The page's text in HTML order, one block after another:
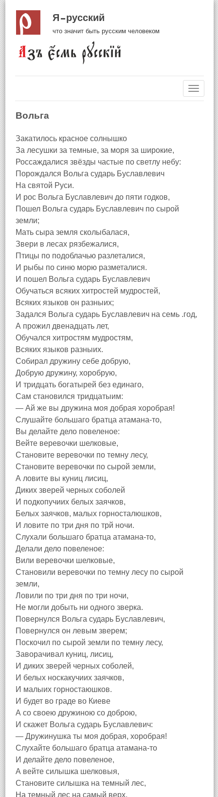
Я русский
что значит быть русским человеком
Вольга
Закатилось красное солнышко
За лесушки за темные, за моря за широкие,
Россаждалися звёзды частые по светлу небу:
Порождался Вольга сударь Буславлевич
На святой Руси.
И рос Вольга Буславлевич до пяти годков,
Пошел Вольга сударь Буславлевич по сырой
земли;
Мать сыра земля сколыбалася,
Звери в лесах рязбежалися,
Птицы по подоблачью разлеталися,
И рыбы по синю морю разметалися.
И пошел Вольга сударь Буславлевич
Обучаться всяких хитростей мудростей,
Всяких языков он разныих;
Задался Вольга сударь Буславлевич на семь .год,
А прожил двенадцать лет,
Обучался хитростям мудростям,
Всяких языков разныих.
Собирал дружину себе добрую,
Добрую дружину, хоробрую,
И тридцать богатырей без единаго,
Сам становился тридцатыим:
— Ай же вы дружина моя добрая хоробрая!
Слушайте большаго братца атамана-то,
Вы делайте дело повеленое:
Вейте веревочки шелковые,
Становите веревочки по темну лесу,
Становите веревочки по сырой земли,
А ловите вы куниц лисиц,
Диких зверей черных соболей
И подкопучиих белых заячков,
Белых заячков, малых горносталюшков,
И ловите по три дня по трй ночи.
Слухали большаго братца атамана-то,
Делали дело повеленое:
Вили веревочки шелковые,
Становили веревочки по темну лесу по сырой
земли,
Ловили по три дня по три ночи,
Не могли добыть ни одного зверка.
Повернулся Вольга сударь Буславлевич,
Повернулся он левым зверем;
Поскочил по сырой земли по темну лесу,
Заворачивал куниц, лисиц,
И диких зверей черных соболей,
И белых носкакучиих заячков,
И малыих горностаюшков.
И будет во граде во Киеве
А со своею дружиною со доброю,
И скажет Вольга сударь Буславлевич:
— Дружинушка ты моя добрая, хоробрая!
Слухайте большаго братца атамана-то
И делайте дело повеленое,
А вейте силышка шелковыя,
Становите силышка на темный лес,
На темный лес на самый верх,